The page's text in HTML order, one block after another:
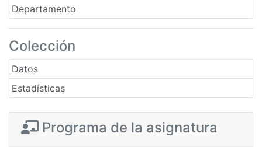
Departamento
Colección
Datos
Estadísticas
Programa de la asignatura